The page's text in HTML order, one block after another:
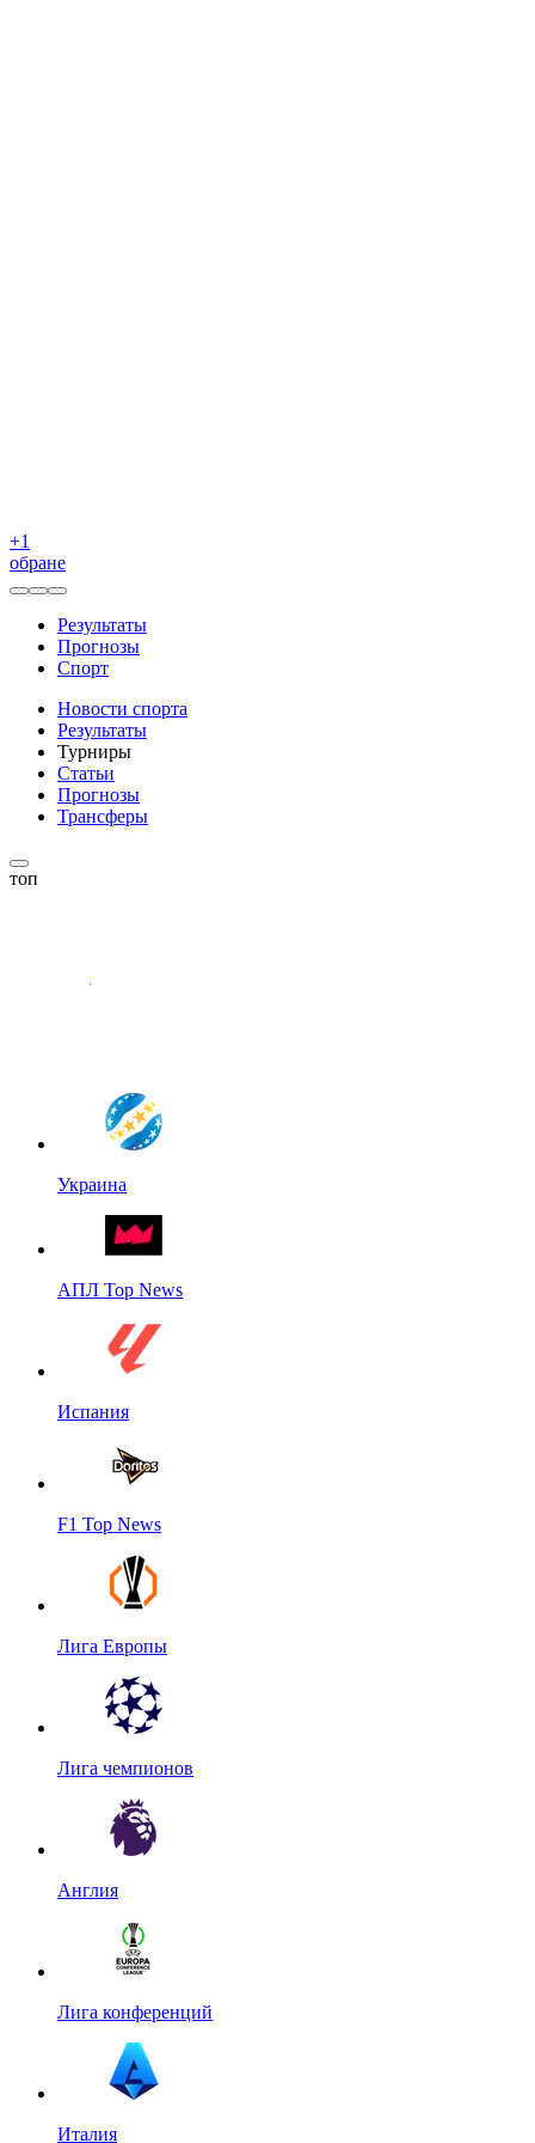
+1
обране
Результаты
Прогнозы
Спорт
Новости спорта
Результаты
Турниры
Статьи
Прогнозы
Трансферы
топ
Украина
АПЛ Top News
Испания
F1 Top News
Лига Европы
Лига чемпионов
Англия
Лига конференций
Италия